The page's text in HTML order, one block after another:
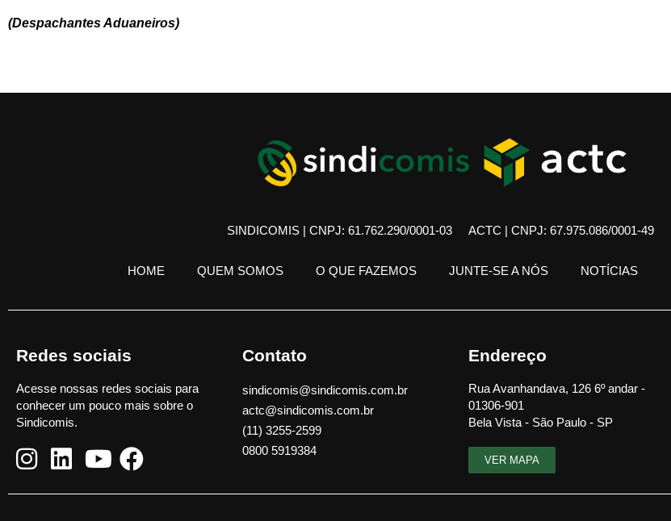
(Despachantes Aduaneiros)
SINDICOMIS | CNPJ: 61.762.290/0001-03 ACTC | CNPJ: 67.975.086/0001-49
HOME QUEM SOMOS O QUE FAZEMOS JUNTE-SE A NÓS NOTÍCIAS
Redes sociais
Acesse nossas redes sociais para
conhecer um pouco mais sobre o
Sindicomis.
Contato
sindicomis@sindicomis.com.br
actc@sindicomis.com.br
(11) 3255-2599
0800 5919384
Endereço
Rua Avanhandava, 126 6º andar -
01306-901
Bela Vista - São Paulo - SP
VER MAPA